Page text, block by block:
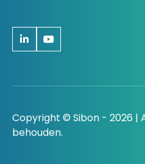
Copyright © Sibon - 2026 |
behouden.